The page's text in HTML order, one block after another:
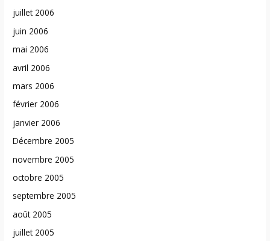
juillet 2006
juin 2006
mai 2006
avril 2006
mars 2006
février 2006
janvier 2006
Décembre 2005
novembre 2005
octobre 2005
septembre 2005
août 2005
juillet 2005